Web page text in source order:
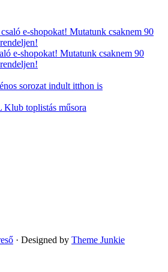
e-shopokat! Mutatunk csaknem 90
sorozat indult itthon is
toplistás műsora
· Designed by Theme Junkie